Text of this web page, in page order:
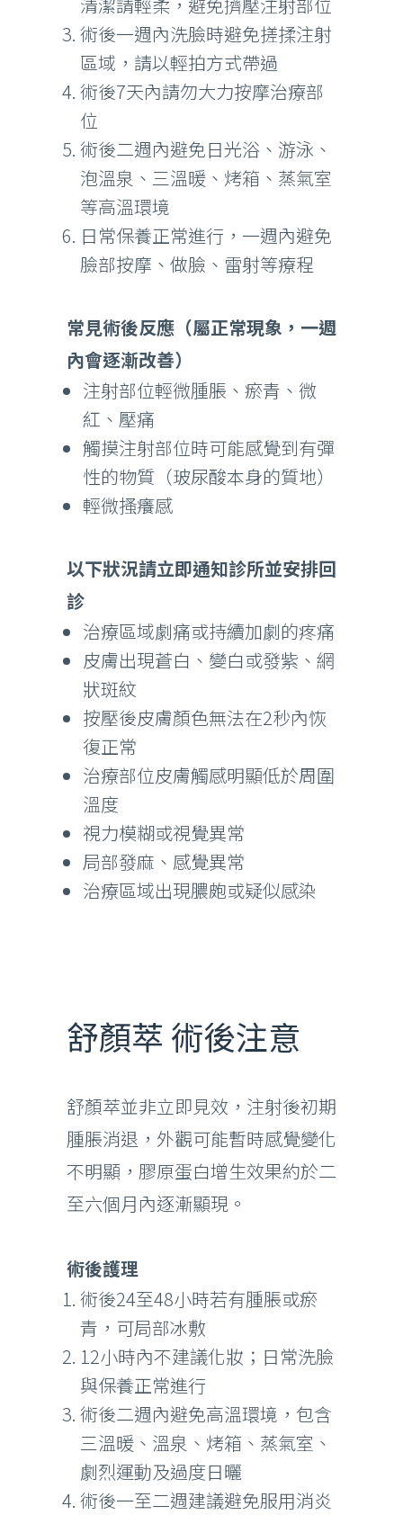
術後一週內洗臉時避免搓揉注射
區域，請以輕拍方式帶過
術後7天內請勿大力按摩治療部
位
術後二週內避免日光浴、游泳、
泡溫泉、三溫暖、烤箱、蒸氣室
等高溫環境
日常保養正常進行，一週內避免
臉部按摩、做臉、雷射等療程
常見術後反應（屬正常現象，一週
內會逐漸改善）
注射部位輕微腫脹、瘀青、微
紅、壓痛
觸摸注射部位時可能感覺到有彈
性的物質（玻尿酸本身的質地）
輕微搔癢感
以下狀況請立即通知診所並安排回
診
治療區域劇痛或持續加劇的疼痛
皮膚出現蒼白、變白或發紫、網
狀斑紋
按壓後皮膚顏色無法在2秒內恢
復正常
治療部位皮膚觸感明顯低於周圍
溫度
視力模糊或視覺異常
局部發麻、感覺異常
治療區域出現膿皰或疑似感染
舒顏萃 術後注意
舒顏萃並非立即見效，注射後初期
腫脹消退，外觀可能暫時感覺變化
不明顯，膠原蛋白增生效果約於二
至六個月內逐漸顯現。
術後護理
術後24至48小時若有腫脹或瘀
青，可局部冰敷
12小時內不建議化妝；日常洗臉
與保養正常進行
術後二週內避免高溫環境，包含
三溫暖、溫泉、烤箱、蒸氣室、
劇烈運動及過度日曬
術後一至二週建議避免服用消炎